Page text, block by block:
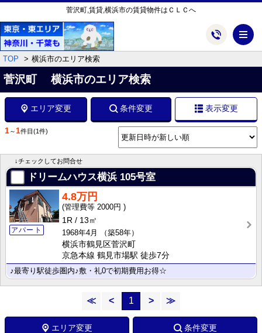
菅沢町,賃貸,横浜市の賃貸物件はＣＬＣへ
TOP 横浜市のエリア検索
菅沢町 横浜市のエリア検索
エリア変更 条件変更 表示変更
1～1件目 (1件)
↓チェックしてお問合せ
ドリームハウス横浜105号室
アパート
4.8万円
2000円
1R
13㎡
1968年4月
（築58年）
横浜市鶴見区菅沢町
京急本線 鶴見市場駅 徒歩7分
♪最寄り駅徒歩圏内♪敷・礼0で初期費用お得☆
≪ < 1 > ≫
エリア変更 条件変更